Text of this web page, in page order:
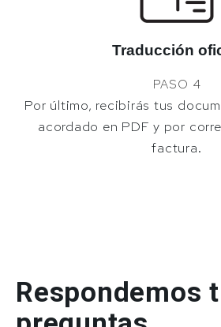
Traducción
PASO 4
Por último, recibirás tus
acordado en PDF y por
factura.
Respondemos